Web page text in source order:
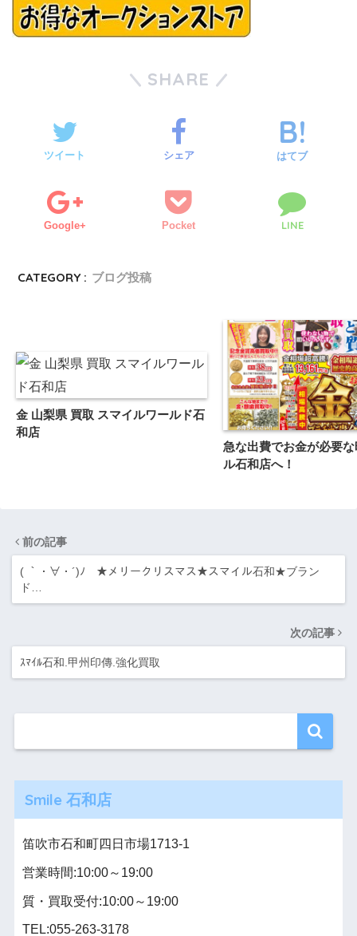
SHARE
ツイート シェア はてブ
Google+ Pocket LINE
CATEGORY : ブログ投稿
金 山梨県 買取 スマイルワールド石
和店
急な出費でお金が必要
ル石和店へ！
前の記事
( ｀・∀・´)ﾉ ★メリークリスマス★スマイル石和★ブラン
ド…
次の記事
ｽﾏｲﾙ石和.甲州印傳.強化買取
Smile 石和店
笛吹市石和町四日市場1713-1
営業時間:10:00～19:00
質・買取受付:10:00～19:00
TEL:055-263-3178